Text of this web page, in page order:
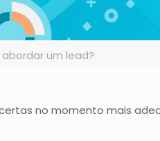
um lead?
no momento mais